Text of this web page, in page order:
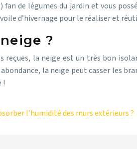
fan de légumes du jardin et vous
d’hivernage pour le réaliser et
?
reçues, la neige est un très bon
la neige peut casser les
!
l’humidité des murs extérieurs ?